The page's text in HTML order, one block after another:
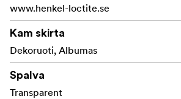
www.henkel-loctite.se
Kam skirta
Dekoruoti, Albumas
Spalva
Transparent